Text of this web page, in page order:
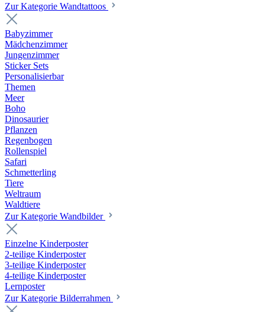
Zur Kategorie Wandtattoos
Babyzimmer
Mädchenzimmer
Jungenzimmer
Sticker Sets
Personalisierbar
Themen
Meer
Boho
Dinosaurier
Pflanzen
Regenbogen
Rollenspiel
Safari
Schmetterling
Tiere
Weltraum
Waldtiere
Zur Kategorie Wandbilder
Einzelne Kinderposter
2-teilige Kinderposter
3-teilige Kinderposter
4-teilige Kinderposter
Lernposter
Zur Kategorie Bilderrahmen